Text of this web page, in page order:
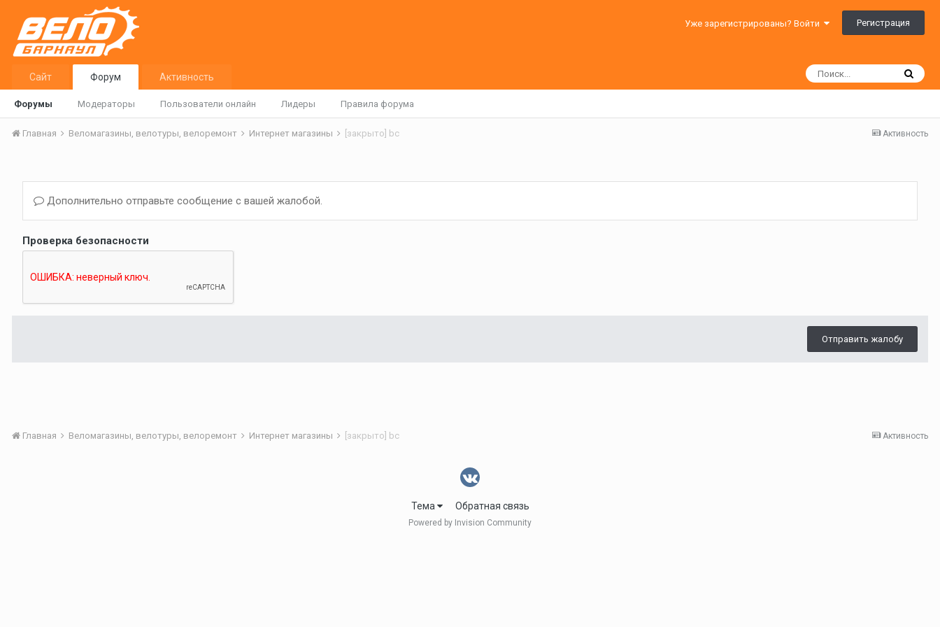
Уже зарегистрированы? Войти Регистрация
Сайт Форум
Форумы Модераторы Пользователи онлайн Лидеры Правила форума
Активность
Активность
Главная Веломагазины, велотуры, велоремонт Интернет магазины [закрыто] bc
Дополнительно отправьте сообщение с вашей жалобой.
Проверка безопасности
Отправить жалобу
Активность
Главная Веломагазины, велотуры, велоремонт Интернет магазины [закрыто] bc
Тема Обратная связь
Powered by Invision Community